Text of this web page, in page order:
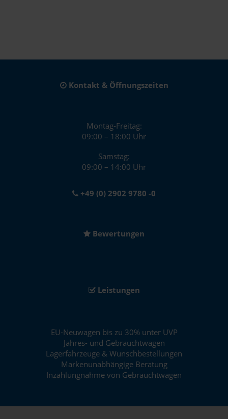
Kontakt & Öffnungszeiten
Montag-Freitag:
09:00 – 18:00 Uhr
Samstag:
09:00 – 14:00 Uhr
+49 (0) 2902 9780 -0
Bewertungen
Leistungen
EU-Neuwagen bis zu 30% unter UVP
Jahres- und Gebrauchtwagen
Lagerfahrzeuge & Wunschbestellungen
Markenunabhängige Beratung
Inzahlungnahme von Gebrauchtwagen